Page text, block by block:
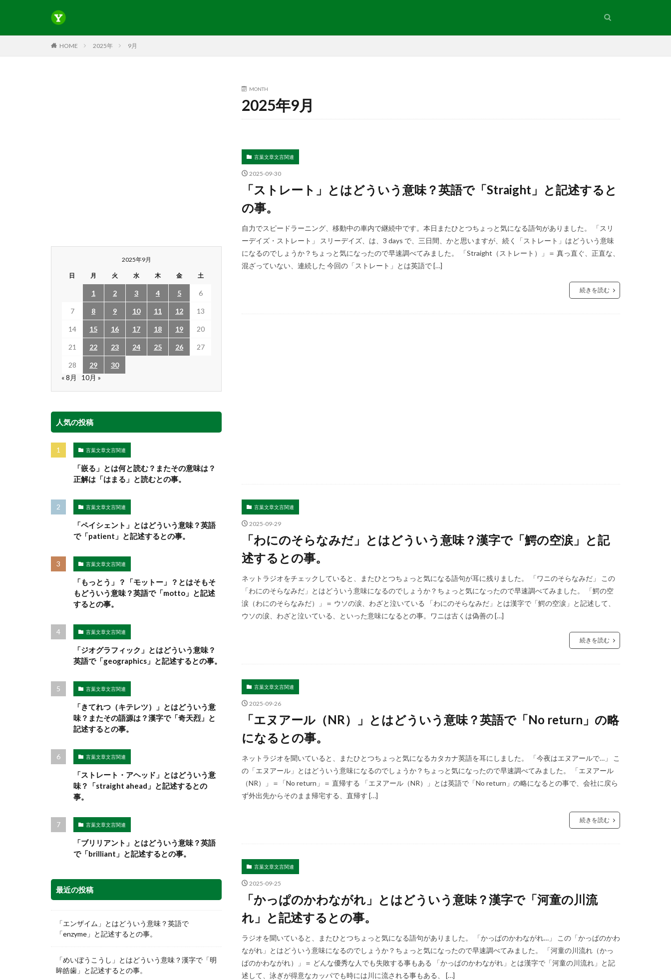
HOME 2025年 9月
MONTH
2025年9月
言葉文章文言関連
2025-09-30
「ストレート」とはどういう意味？英語で「Straight」と記述すると
の事。
自力でスピードラーニング、移動中の車内で継続中です。本日またひとつちょっと気になる語句がありました。 「スリ
ーデイズ・ストレート」 スリーデイズ、は、3 days で、三日間、かと思いますが、続く「ストレート」はどういう意味
になるのでしょうか？ちょっと気になったので早速調べてみました。 「Straight（ストレート）」＝ 真っ直ぐ、正直な、
混ざっていない、連続した 今回の「ストレート」とは英語で […]
続きを読む
言葉文章文言関連
2025-09-29
「わにのそらなみだ」とはどういう意味？漢字で「鰐の空涙」と記
述するとの事。
ネットラジオをチェックしていると、またひとつちょっと気になる語句が耳に残りました。 「ワニのそらなみだ」 この
「わにのそらなみだ」とはどういう意味になるのでしょうか？ちょっと気になったので早速調べてみました。 「鰐の空
涙（わにのそらなみだ）」＝ ウソの涙、わざと泣いている 「わにのそらなみだ」とは漢字で「鰐の空涙」と記述して、
ウソの涙、わざと泣いている、といった意味になるとの事。ワニは古くは偽善の […]
続きを読む
言葉文章文言関連
2025-09-26
「エヌアール（NR）」とはどういう意味？英語で「No return」の略
になるとの事。
ネットラジオを聞いていると、またひとつちょっと気になるカタカナ英語を耳にしました。 「今夜はエヌアールで…」 こ
の「エヌアール」とはどういう意味になるのでしょうか？ちょっと気になったので早速調べてみました。 「エヌアール
（NR）」＝「No return」＝ 直帰する 「エヌアール（NR）」とは英語で「No return」の略になるとの事で、会社に戻ら
ず外出先からそのまま帰宅する、直帰す […]
続きを読む
言葉文章文言関連
2025-09-25
「かっぱのかわながれ」とはどういう意味？漢字で「河童の川流
れ」と記述するとの事。
ラジオを聞いていると、またひとつちょっと気になる語句がありました。 「かっぱのかわながれ…」 この「かっぱのかわ
ながれ」とはどういう意味になるのでしょうか？ちょっと気になったので早速調べてみました。 「河童の川流れ（かっ
ぱのかわながれ）」＝ どんな優秀な人でも失敗する事もある 「かっぱのかわながれ」とは漢字で「河童の川流れ」と記
述して、泳ぎが得意なカッパでも時には川に流される事もある、 […]
2025年9月
日 月 火 水 木 金 土
1 2 3 4 5 6
7 8 9 10 11 12 13
14 15 16 17 18 19 20
21 22 23 24 25 26 27
28 29
30
« 8月
10月 »
人気の投稿
言葉文章文言関連
「嵌る」とは何と読む？またその意味は？
正解は「はまる」と読むとの事。
言葉文章文言関連
「ペイシェント」とはどういう意味？英語
で「patient」と記述するとの事。
言葉文章文言関連
「もっとう」？「モットー」？とはそもそ
もどういう意味？英語で「motto」と記述
するとの事。
言葉文章文言関連
「ジオグラフィック」とはどういう意味？
英語で「geographics」と記述するとの事。
言葉文章文言関連
「きてれつ（キテレツ）」とはどういう意
味？またその語源は？漢字で「奇天烈」と
記述するとの事。
言葉文章文言関連
「ストレート・アヘッド」とはどういう意
味？「straight ahead」と記述するとの
事。
言葉文章文言関連
「ブリリアント」とはどういう意味？英語
で「brilliant」と記述するとの事。
最近の投稿
「エンザイム」とはどういう意味？英語で
「enzyme」と記述するとの事。
「めいぼうこうし」とはどういう意味？漢字で「明
眸皓歯」と記述するとの事。